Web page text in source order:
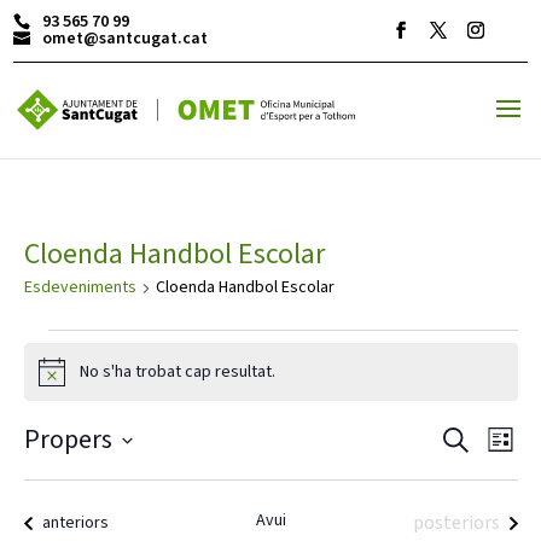
93 565 70 99
omet@santcugat.cat
Cloenda Handbol Escolar
Esdeveniments Cloenda Handbol Escolar
Avís No s'ha trobat cap resultat.
visual
cerca
Cerca
de
Llista
Propers
Selecciona
data.Esdeveniments
anteriors Avui Esdeveniments
posteriors
ACTIVITATS D'ESTIU
MÓN ESCOLAR
ALBERG CENTRE ESPLAI
FORMACIÓ